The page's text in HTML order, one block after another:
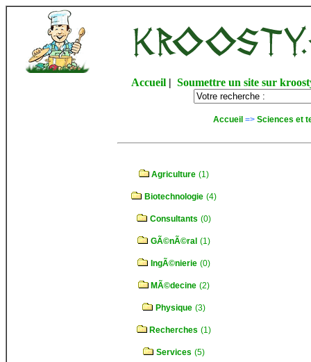
Accueil |Soumettre un site sur
Accueil => Sciences et
Agriculture (1)
Biotechnologie (4)
Consultants (0)
GÃ©nÃ©ral (1)
IngÃ©nierie (0)
MÃ©decine (2)
Physique (3)
Recherches (1)
Services (5)